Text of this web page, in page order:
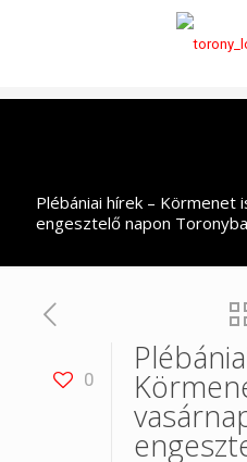
Plébániai hírek – Körmenet
engesztelő napon
0